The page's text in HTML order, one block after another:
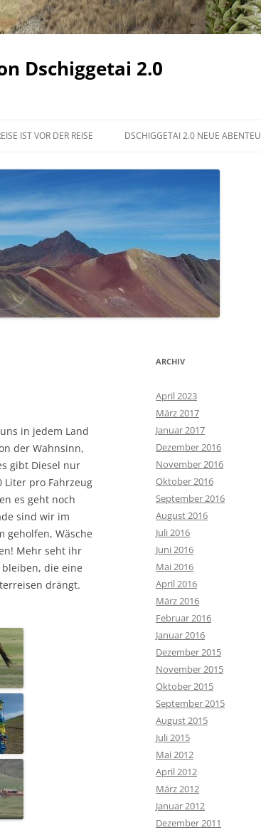
Dschiggetai 2.0
IST VOR DER REISE DSCHIGGETAI 2.0 NEUE
in jedem Land
der Wahnsinn,
gibt Diesel nur
pro Fahrzeug
es geht noch
sind wir im
geholfen, Wäsche
Mehr seht ihr
die eine
drängt.
ARCHIV
April 2023
März 2017
Januar 2017
Dezember 2016
November 2016
Oktober 2016
September 2016
August 2016
Juli 2016
Juni 2016
Mai 2016
April 2016
März 2016
Februar 2016
Januar 2016
Dezember 2015
November 2015
Oktober 2015
September 2015
August 2015
Juli 2015
Mai 2012
April 2012
März 2012
Januar 2012
Dezember 2011